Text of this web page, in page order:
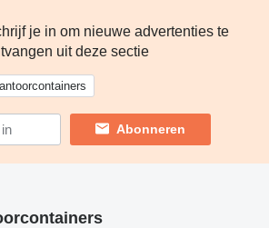
je in om nieuwe advertenties te
uit deze sectie
Abonneren